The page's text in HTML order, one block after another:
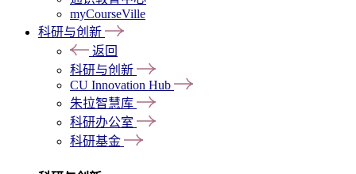
myCourseVille
科研与创新
返回
科研与创新
CU Innovation Hub
朱拉智慧库
科研办公室
科研基金